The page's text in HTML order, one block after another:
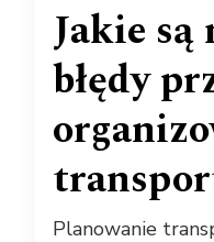
Jakie są
błędy
Planowanie